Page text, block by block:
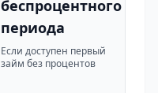
беспроцентного
периода
Если доступен первый
займ без процентов